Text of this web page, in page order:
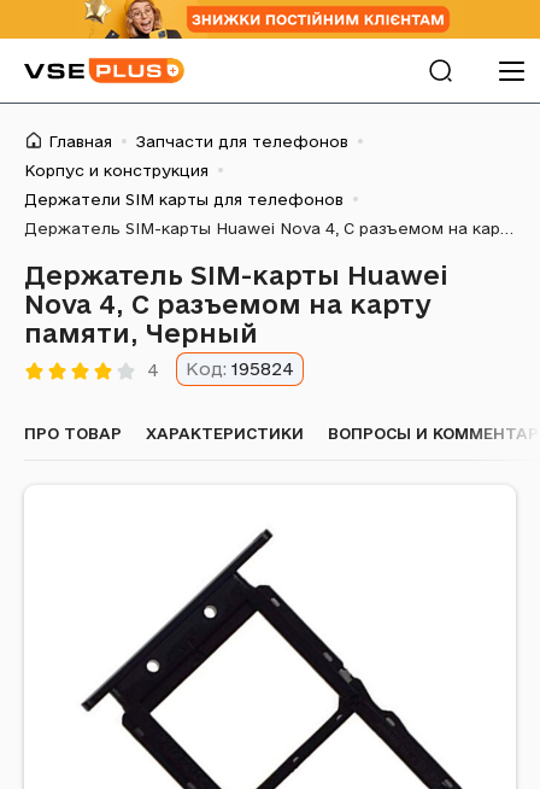
Главная
Запчасти для телефонов
Корпус и конструкция
Держатели SIM карты для телефонов
Держатель SIM-карты Huawei
Nova 4, С разъемом на карту
памяти, Черный
4 Код: 195824
ПРО ТОВАР ХАРАКТЕРИСТИКИ ВОПРОСЫ И